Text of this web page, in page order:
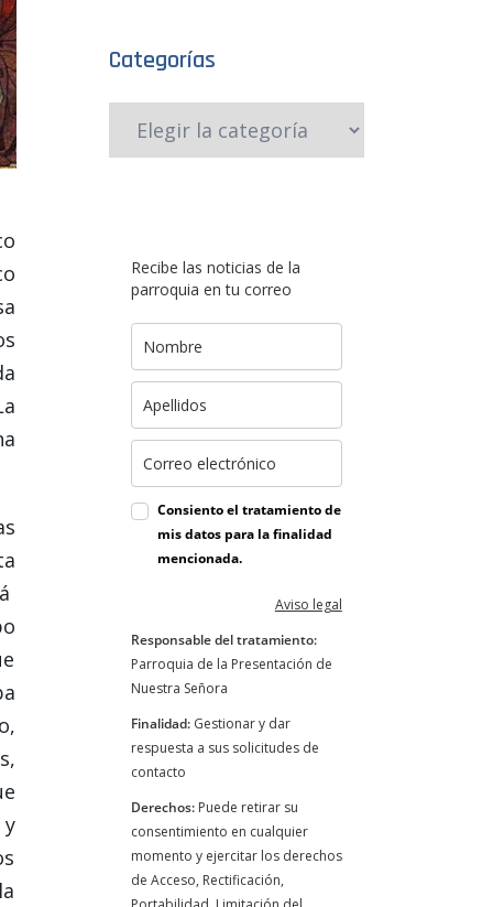
Categorías
Recibe las noticias de la
parroquia en tu correo
Consiento el tratamiento de
mis datos para la finalidad
mencionada.
Aviso legal
Responsable del tratamiento:
Parroquia de la Presentación de
Nuestra Señora
Finalidad:Gestionar y dar
respuesta a sus solicitudes de
contacto
Derechos:Puede retirar su
consentimiento en cualquier
momento y ejercitar los derechos
de Acceso, Rectificación,